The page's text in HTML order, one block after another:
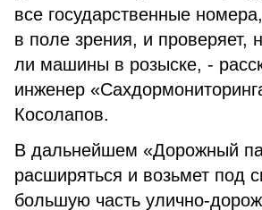
все государственные
в поле зрения, и проверяет,
ли машины в розыске, -
инженер
Косолапов.
В дальнейшем «Дорожный
расширяться и возьмет под
большую часть улично-